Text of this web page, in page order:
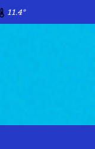
11.4º